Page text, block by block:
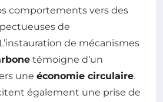
comportements vers des
de
de mécanismes
témoigne d’un
une économie circulaire.
également une prise de